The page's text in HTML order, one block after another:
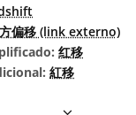
偏移 (link externo)
红移
紅移